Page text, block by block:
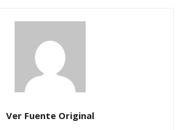
Ver Fuente Original